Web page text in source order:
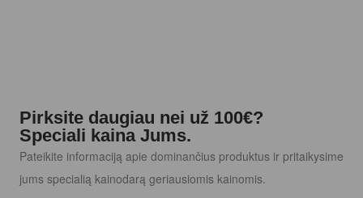
Pirksite daugiau nei už 100€?
Speciali kaina Jums.
Pateikite informaciją apie dominančius produktus ir pritaikysime
jums specialią kainodarą geriausiomis kainomis.